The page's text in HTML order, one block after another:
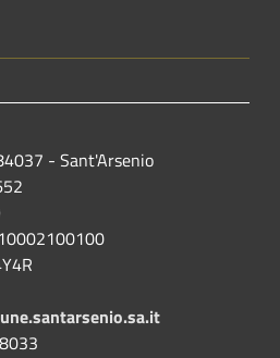
- Sant'Arsenio